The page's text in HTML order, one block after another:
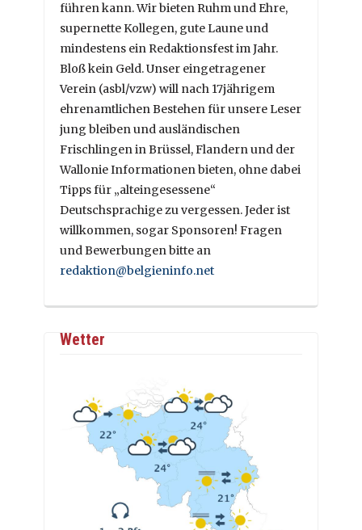
führen kann. Wir bieten Ruhm und Ehre,
supernette Kollegen, gute Laune und
mindestens ein Redaktionsfest im Jahr.
Bloß kein Geld. Unser eingetragener
Verein (asbl/vzw) will nach 17jährigem
ehrenamtlichen Bestehen für unsere Leser
jung bleiben und ausländischen
Frischlingen in Brüssel, Flandern und der
Wallonie Informationen bieten, ohne dabei
Tipps für „alteingesessene“
Deutschsprachige zu vergessen. Jeder ist
willkommen, sogar Sponsoren! Fragen
und Bewerbungen bitte an
redaktion@belgieninfo.net
Wetter